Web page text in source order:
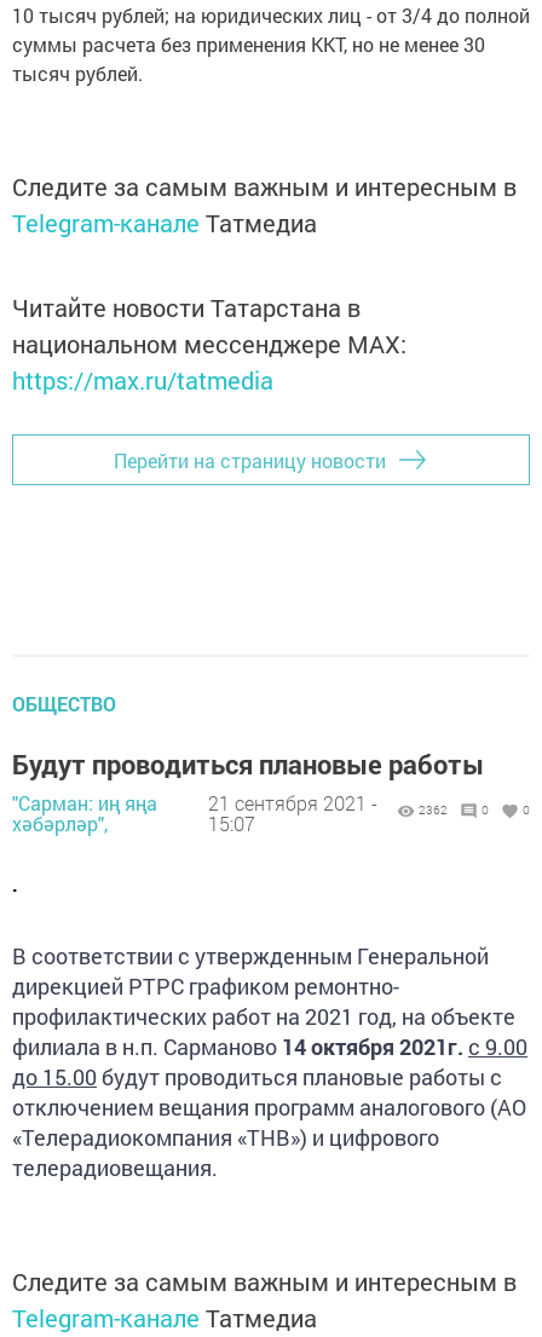
10 тысяч рублей; на юридических лиц - от 3/4 до полной
суммы расчета без применения ККТ, но не менее 30
тысяч рублей.
Следите за самым важным и интересным в
Telegram-канале Татмедиа
Читайте новости Татарстана в
национальном мессенджере MАХ:
https://max.ru/tatmedia
Перейти на страницу новости
ОБЩЕСТВО
Будут проводиться плановые работы
"Сарман: иң яңа
хәбәрләр",
21 сентября 2021 -
15:07
2362 0 0
.
В соответствии с утвержденным Генеральной
дирекцией РТРС графиком ремонтно-
профилактических работ на 2021 год, на объекте
филиала в н.п. Сарманово 14 октября 2021г. с 9.00
до 15.00будут проводиться плановые работы с
отключением вещания программ аналогового (АО
«Телерадиокомпания «ТНВ») и цифрового
телерадиовещания.
Следите за самым важным и интересным в
Telegram-канале Татмедиа